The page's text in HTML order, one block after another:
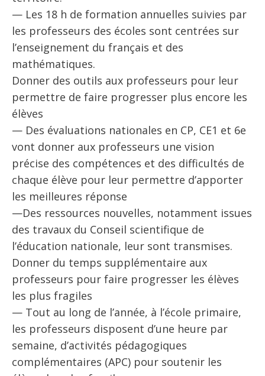
— Les 18 h de formation annuelles suivies par
les professeurs des écoles sont centrées sur
l’enseignement du français et des
mathématiques.
Donner des outils aux professeurs pour leur
permettre de faire progresser plus encore les
élèves
— Des évaluations nationales en CP, CE1 et 6e
vont donner aux professeurs une vision
précise des compétences et des difficultés de
chaque élève pour leur permettre d’apporter
les meilleures réponse
—Des ressources nouvelles, notamment issues
des travaux du Conseil scientifique de
l’éducation nationale, leur sont transmises.
Donner du temps supplémentaire aux
professeurs pour faire progresser les élèves
les plus fragiles
— Tout au long de l’année, à l’école primaire,
les professeurs disposent d’une heure par
semaine, d’activités pédagogiques
complémentaires (APC) pour soutenir les